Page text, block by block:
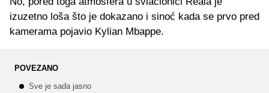
izuzetno loša što je dokazano i sinoć kada se prvo pred
kamerama pojavio Kylian Mbappe.
POVEZANO
Sve je sada jasno